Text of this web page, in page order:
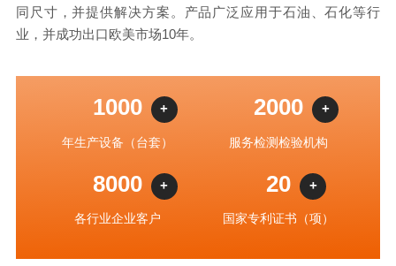
同尺寸，并提供解决方案。产品广泛应用于石油、石化等行
业，并成功出口欧美市场10年。
1000 +
年生产设备（台套）
2000 +
服务检测检验机构
8000 +
各行业企业客户
20 +
国家专利证书（项）